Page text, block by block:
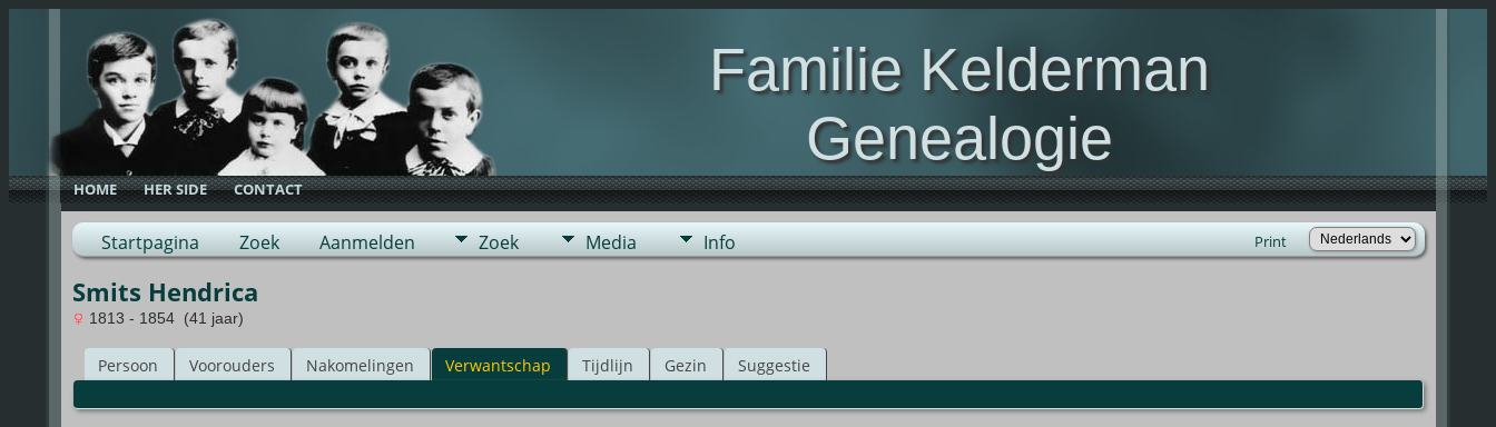
Familie Kelderman
Genealogie
Genealogie van de familie Kelderman(s)
HOME HER SIDE CONTACT
Startpagina Zoek Aanmelden Zoek Media Info Print
Smits Hendrica
1813 - 1854 (41 jaar)
Persoon Voorouders Nakomelingen Verwantschap Tijdlijn Gezin Suggestie